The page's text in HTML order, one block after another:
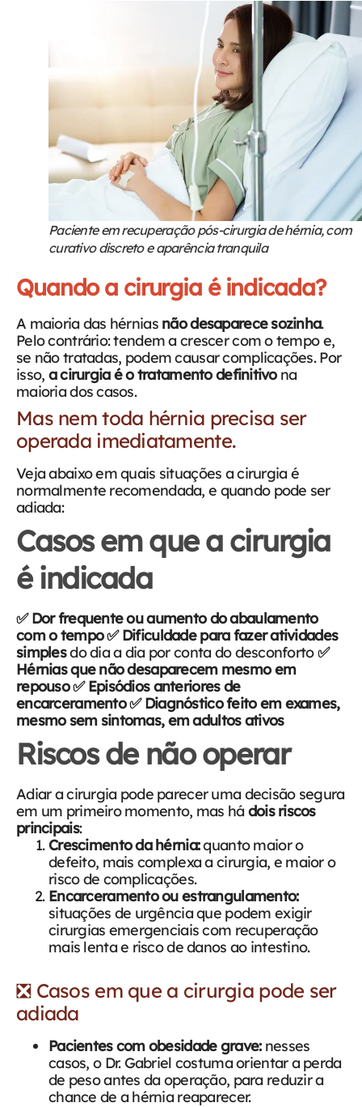
Paciente em recuperação pós-cirurgia de hérnia, com
curativo discreto e aparência tranquila
Quando a cirurgia é indicada?
A maioria das hérnias não desaparece sozinha.
Pelo contrário: tendem a crescer com o tempo e,
se não tratadas, podem causar complicações. Por
isso, a cirurgia é o tratamento definitivona
maioria dos casos.
Mas nem toda hérnia precisa ser
operada imediatamente.
Veja abaixo em quais situações a cirurgia é
normalmente recomendada, e quando pode ser
adiada:
Casos em que a cirurgia
é indicada
✅Dor frequente ou aumento do abaulamento
com o tempo✅Dificuldade para fazer atividades
simplesdo dia a dia por conta do desconforto✅
Hérnias que não desaparecem mesmo em
repouso✅Episódios anteriores de
encarceramento✅Diagnóstico feito em exames,
mesmo sem sintomas, em adultos ativos
Riscos de não operar
Adiar a cirurgia pode parecer uma decisão segura
em um primeiro momento, mas há dois riscos
principais:
Crescimento da hérnia:quanto maior o
defeito, mais complexa a cirurgia, e maior o
risco de complicações.
Encarceramento ou estrangulamento:
situações de urgência que podem exigir
cirurgias emergenciais com recuperação
mais lenta e risco de danos ao intestino.
❎ Casos em que a cirurgia pode ser
adiada
Pacientes com obesidade grave:nesses
casos, o Dr. Gabriel costuma orientar a perda
de peso antes da operação, para reduzir a
chance de a hérnia reaparecer.